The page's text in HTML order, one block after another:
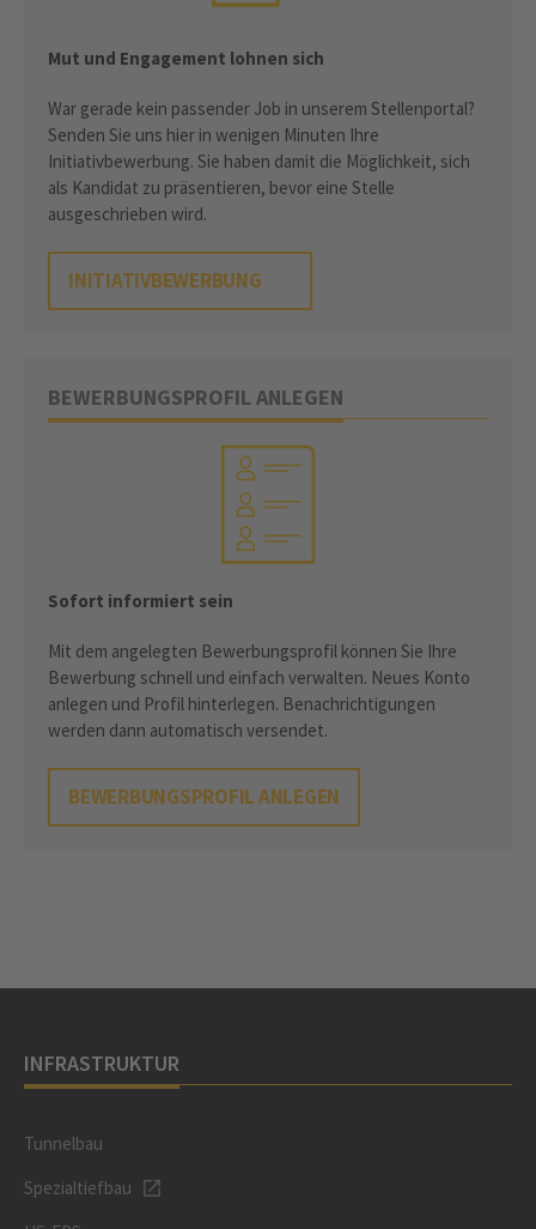
Mut und Engagement lohnen sich
War gerade kein passender Job in unserem Stellenportal?
Senden Sie uns hier in wenigen Minuten Ihre
Initiativbewerbung. Sie haben damit die Möglichkeit, sich
als Kandidat zu präsentieren, bevor eine Stelle
ausgeschrieben wird.
INITIATIVBEWERBUNG
BEWERBUNGSPROFIL ANLEGEN
Sofort informiert sein
Mit dem angelegten Bewerbungsprofil können Sie Ihre
Bewerbung schnell und einfach verwalten. Neues Konto
anlegen und Profil hinterlegen. Benachrichtigungen
werden dann automatisch versendet.
BEWERBUNGSPROFIL ANLEGEN
INFRASTRUKTUR
Tunnelbau
Spezialtiefbau